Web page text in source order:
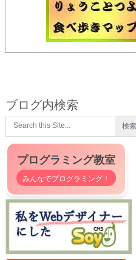
ブログ内検索
プログラミング教室
みんなでプログラミング！